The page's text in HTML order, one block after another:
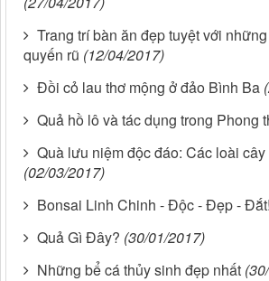
Trang trí bàn ăn đẹp tuyệt với
quyến rũ (12/04/2017)
Đồi cỏ lau thơ mộng ở đảo Bình Ba
Quả hồ lô và tác dụng trong Phong
Quà lưu niệm độc đáo: Các loài cây
(02/03/2017)
Bonsai Linh Chinh - Độc - Đẹp - Đắt!
Quả Gì Đây? (30/01/2017)
Những bể cá thủy sinh đẹp nhất